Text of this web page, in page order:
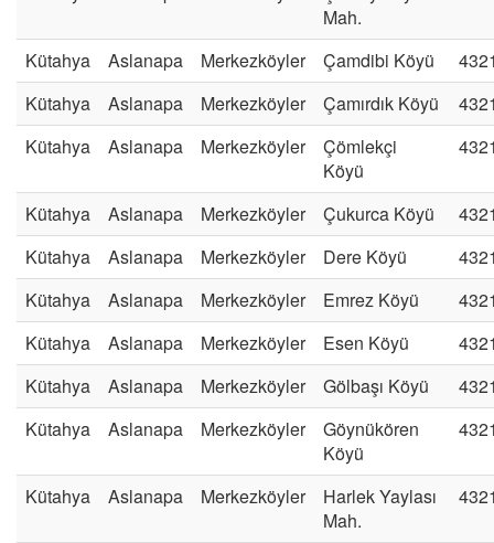
Mah.
Kütahya Aslanapa Merkezköyler Çamdibi Köyü
Kütahya
Aslanapa Merkezköyler Çamırdık Köyü
Kütahya
Aslanapa Merkezköyler
Çömlekçi
Köyü
Kütahya Aslanapa Merkezköyler Çukurca Köyü
Kütahya
Aslanapa Merkezköyler Dere Köyü
Kütahya
Aslanapa Merkezköyler Emrez Köyü
Kütahya
Aslanapa Merkezköyler Esen Köyü
Kütahya
Aslanapa Merkezköyler Gölbaşı Köyü
Kütahya
Aslanapa Merkezköyler
Göynükören
Köyü
Kütahya Aslanapa Merkezköyler
Harlek Yaylası
Mah.